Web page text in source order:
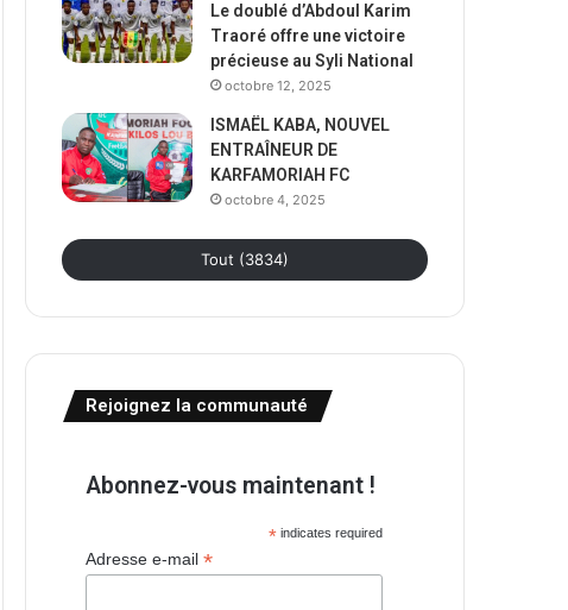
Le doublé d’Abdoul Karim
Traoré offre une victoire
précieuse au Syli National
octobre 12, 2025
ISMAËL KABA, NOUVEL
ENTRAÎNEUR DE
KARFAMORIAH FC
octobre 4, 2025
Tout (3834)
Rejoignez la communauté
Abonnez-vous maintenant !
*indicates required
Adresse e-mail*